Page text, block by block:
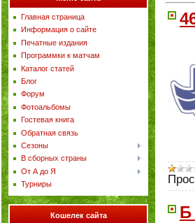
Главная страница
Информация о сайте
Печатные издания
Программки к матчам
Каталог статей
Блог
Форум
Фотоальбомы
Гостевая книга
Обратная связь
Сезоны
В сборных страны
От А до Я
Турниры
Кошелек сайта Б